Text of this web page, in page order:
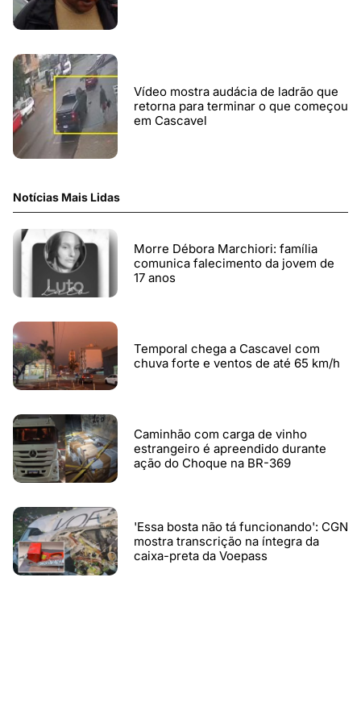
Vídeo mostra audácia de ladrão que
retorna para terminar o que começou
em Cascavel
Notícias Mais Lidas
Morre Débora Marchiori: família
comunica falecimento da jovem de
17 anos
Temporal chega a Cascavel com
chuva forte e ventos de até 65 km/h
Caminhão com carga de vinho
estrangeiro é apreendido durante
ação do Choque na BR-369
'Essa bosta não tá funcionando': CGN
mostra transcrição na íntegra da
caixa-preta da Voepass